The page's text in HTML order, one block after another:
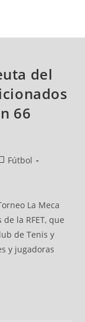
del
66
Fútbol
La Meca
la RFET, que
de Tenis y
y jugadoras